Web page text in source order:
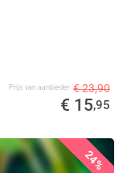
Prijs van aanbieder € 23,90
€ 15,95
24%